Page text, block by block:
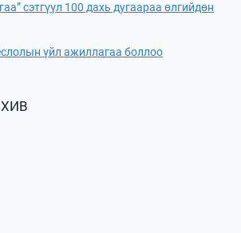
сэтгүүл 100 дахь дугаараа өлгийдөн
үйл ажиллагаа боллоо